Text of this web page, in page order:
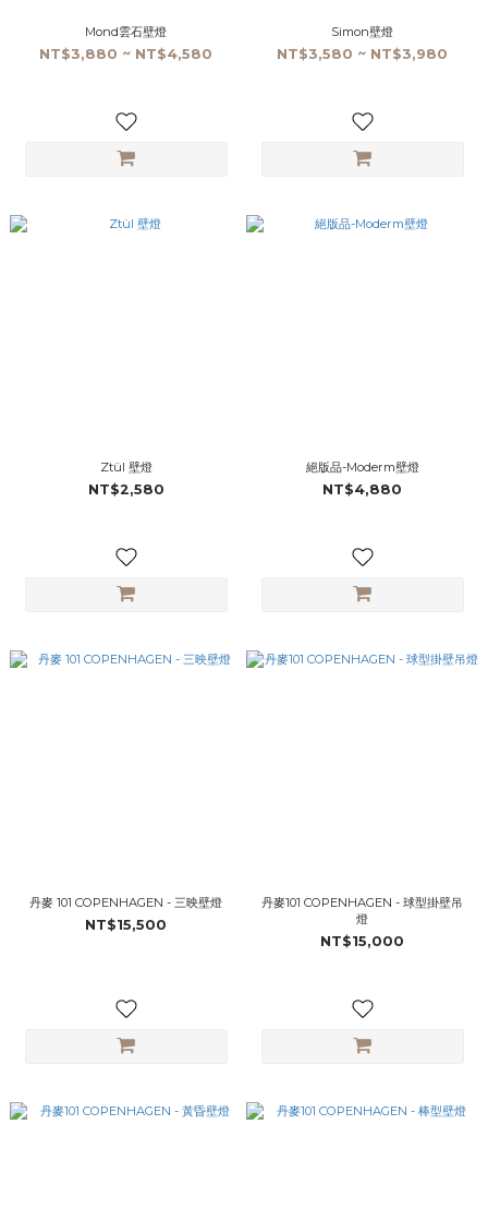
Mond雲石壁燈
NT$3,880 ~ NT$4,580
Simon壁燈
NT$3,580 ~ NT$3,980
Ztül 壁燈
NT$2,580
絕版品-Moderm壁燈
NT$4,880
丹麥 101 COPENHAGEN - 三映壁燈
NT$15,500
丹麥101 COPENHAGEN - 球型掛壁吊
燈
NT$15,000